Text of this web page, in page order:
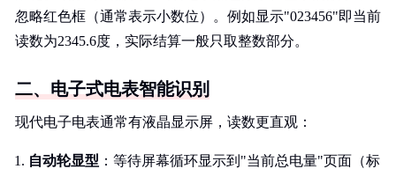
忽略红色框（通常表示小数位）。例如显示"023456"即当前
读数为2345.6度，实际结算一般只取整数部分。
二、电子式电表智能识别
现代电子电表通常有液晶显示屏，读数更直观：
自动轮显型 ：等待屏幕循环显示到"当前总电量"页面（标